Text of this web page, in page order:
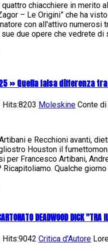
chiacchiere in merito
– Le Origini” che ha
con all'attivo
sue due opere che vedrete di
» Quella falsa differenza
Moleskine Conte
e Recchioni avanti,
Houston il
per Francesco Artibani,
Qualche giorno
DEADWOOD DICK "TRA
Critica d'Autore